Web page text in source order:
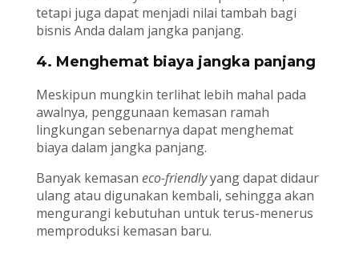
tetapi juga dapat menjadi nilai tambah bagi
bisnis Anda dalam jangka panjang.
4. Menghemat biaya jangka panjang
Meskipun mungkin terlihat lebih mahal pada
awalnya, penggunaan kemasan ramah
lingkungan sebenarnya dapat menghemat
biaya dalam jangka panjang.
Banyak kemasan eco-friendlyyang dapat didaur
ulang atau digunakan kembali, sehingga akan
mengurangi kebutuhan untuk terus-menerus
memproduksi kemasan baru.